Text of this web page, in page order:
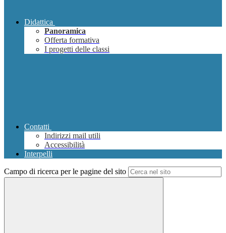
Didattica
Panoramica
Offerta formativa
I progetti delle classi
Contatti
Indirizzi mail utili
Accessibilità
Interpelli
Campo di ricerca per le pagine del sito